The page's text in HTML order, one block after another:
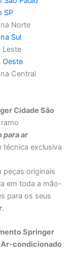
SP
Norte
Sul
Leste
Oeste
Central
Cidade São
para ar
técnica exclusiva
peças originais
em toda a mão-
para os seus
.
Springer
Ar-condicionado